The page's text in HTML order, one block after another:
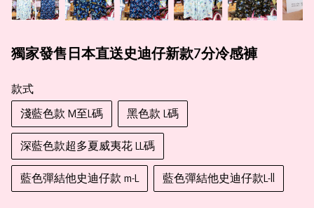
獨家發售日本直送史迪仔新款7分冷感褲
款式
淺藍色款 M至L碼
黑色款 L碼
深藍色款超多夏威夷花 LL碼
藍色彈結他史迪仔款 m-L 藍色彈結他史迪仔款L-ll